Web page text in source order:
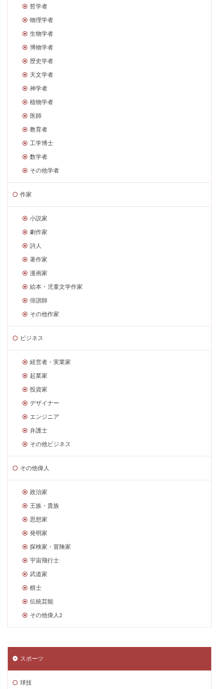
哲学者
物理学者
生物学者
博物学者
歴史学者
天文学者
神学者
植物学者
医師
教育者
工学博士
数学者
その他学者
作家
小説家
劇作家
詩人
著作家
漫画家
絵本・児童文学作家
俳諧師
その他作家
ビジネス
経営者・実業家
起業家
投資家
デザイナー
エンジニア
弁護士
その他ビジネス
その他偉人
政治家
王族・貴族
思想家
発明家
探検家・冒険家
宇宙飛行士
武道家
棋士
伝統芸能
その他偉人2
スポーツ
球技